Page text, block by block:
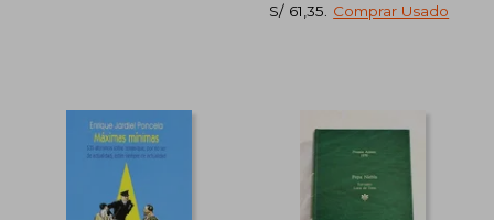
S/ 61,35
Comprar Usado